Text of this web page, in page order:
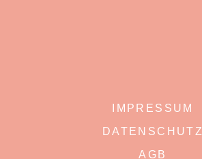
IMPRESSUM
DATENSCHUTZ
AGB